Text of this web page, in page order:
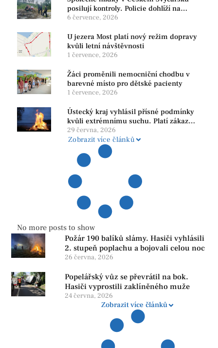
posilují kontroly. Policie dohlíží na
bezpečnost i ochranu přírody
6 července, 2026
U jezera Most platí nový režim dopravy
kvůli letní návštěvnosti
1 července, 2026
Žáci proměnili nemocniční chodbu v
barevné místo pro dětské pacienty
1 července, 2026
Ústecký kraj vyhlásil přísné podmínky
kvůli extrémnímu suchu. Platí zákaz
ohňů i pyrotechniky
29 června, 2026
Zobrazit více článků
No more posts to show
Požár 190 balíků slámy. Hasiči vyhlásili
2. stupeň poplachu a bojovali celou noc
26 června, 2026
Popelářský vůz se převrátil na bok.
Hasiči vyprostili zaklíněného muže
24 června, 2026
Zobrazit více článků